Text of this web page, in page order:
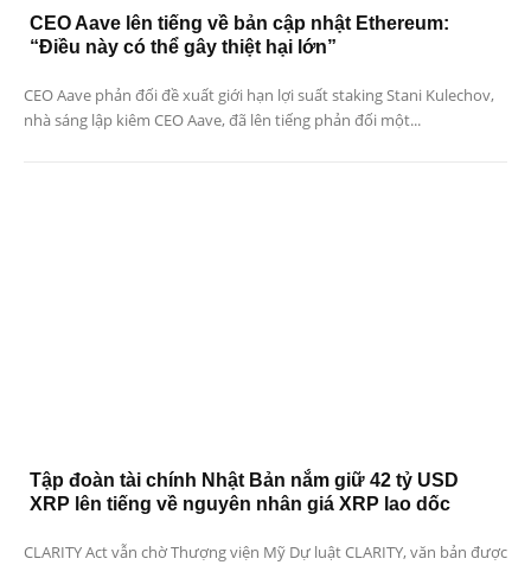
CEO Aave lên tiếng về bản cập nhật Ethereum:
“Điều này có thể gây thiệt hại lớn”
CEO Aave phản đối đề xuất giới hạn lợi suất staking Stani Kulechov,
nhà sáng lập kiêm CEO Aave, đã lên tiếng phản đối một...
Tập đoàn tài chính Nhật Bản nắm giữ 42 tỷ USD
XRP lên tiếng về nguyên nhân giá XRP lao dốc
CLARITY Act vẫn chờ Thượng viện Mỹ Dự luật CLARITY, văn bản được